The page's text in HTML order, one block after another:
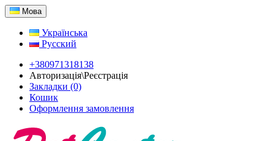
Мова
Українська
Русский
+380971318138
Авторизація\Реєстрація
Закладки (0)
Кошик
Оформлення замовлення